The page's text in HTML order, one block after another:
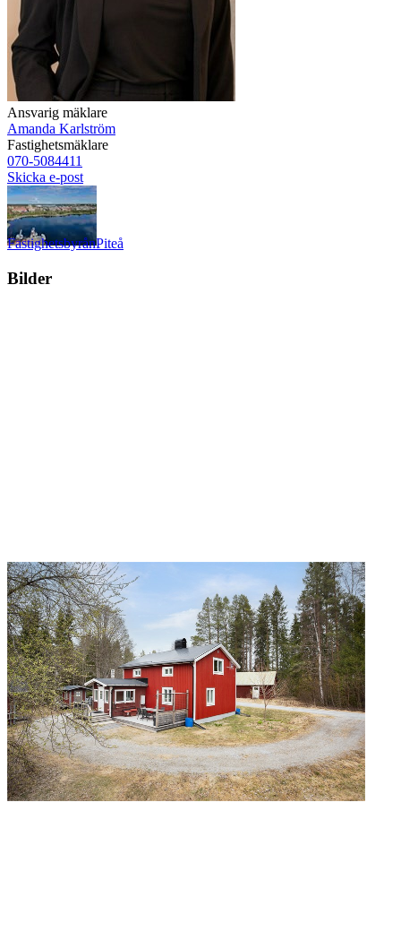
Ansvarig mäklare
Amanda Karlström
Fastighetsmäklare
070-5084411
Skicka e-post
FastighetsbyrånPiteå
Bilder